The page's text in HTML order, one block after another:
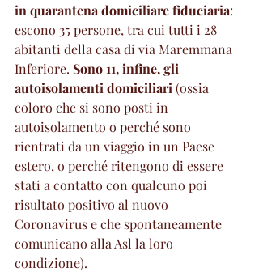
in quarantena domiciliare fiduciaria:
escono 35 persone, tra cui tutti i 28
abitanti della casa di via Maremmana
Inferiore. Sono 11, infine, gli
autoisolamenti domiciliari (ossia
coloro che si sono posti in
autoisolamento o perché sono
rientrati da un viaggio in un Paese
estero, o perché ritengono di essere
stati a contatto con qualcuno poi
risultato positivo al nuovo
Coronavirus e che spontaneamente
comunicano alla Asl la loro
condizione).